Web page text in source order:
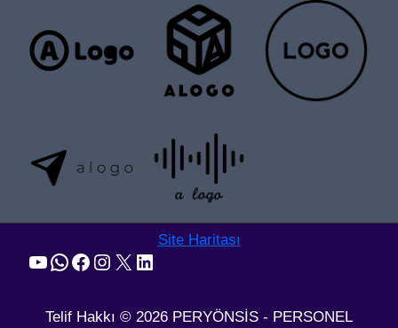
Site Haritası
YouTube WhatsApp Facebook Instagram X LinkedIn
Telif Hakkı © 2026 PERYÖNSİS - PERSONEL